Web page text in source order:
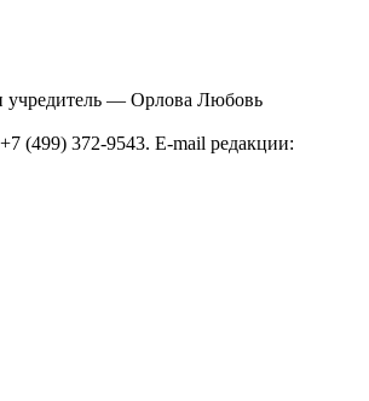
учредитель — Орлова Любовь
(499) 372-9543. E-mail редакции: